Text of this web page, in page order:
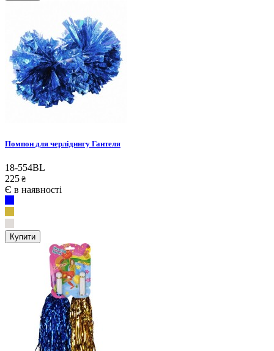
Помпон для черлідингу Гантеля
18-554BL
225 ₴
Є в наявності
Купити